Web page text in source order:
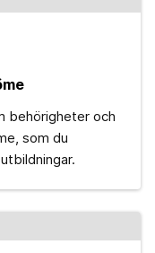
behörigheter och
som du